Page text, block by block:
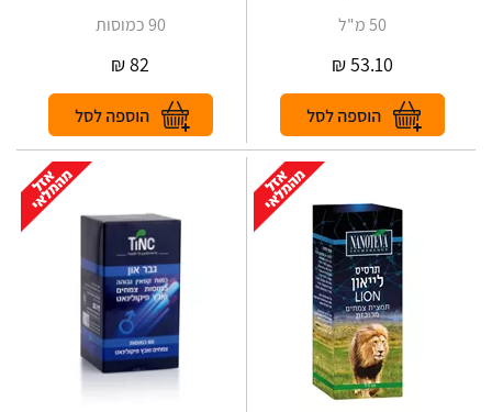
50 מ"ל
53.10
₪
90 כמוסות
82
₪